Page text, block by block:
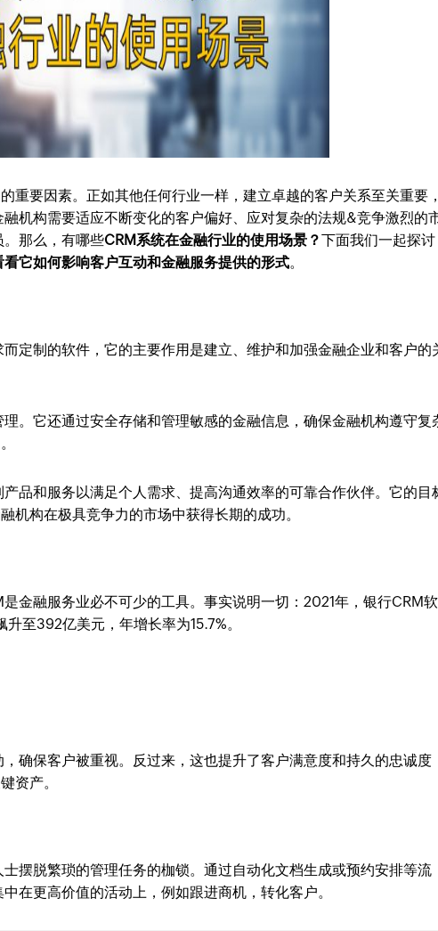
重要因素。正如其他任何行业一样，建立卓越的客户关系至关重要
机构需要适应不断变化的客户偏好、应对复杂的法规&竞争激烈的
那么，有哪些CRM系统在金融行业的使用场景？下面我们一起探讨
它如何影响客户互动和金融服务提供的形式。
定制的软件，它的主要作用是建立、维护和加强金融企业和客户的
。它还通过安全存储和管理敏感的金融信息，确保金融机构遵守复
品和服务以满足个人需求、提高沟通效率的可靠合作伙伴。它的目
机构在极具竞争力的市场中获得长期的成功。
金融服务业必不可少的工具。事实说明一切：2021年，银行CRM
至392亿美元，年增长率为15.7%。
确保客户被重视。反过来，这也提升了客户满意度和持久的忠诚度
资产。
摆脱繁琐的管理任务的枷锁。通过自动化文档生成或预约安排等流
在更高价值的活动上，例如跟进商机，转化客户。